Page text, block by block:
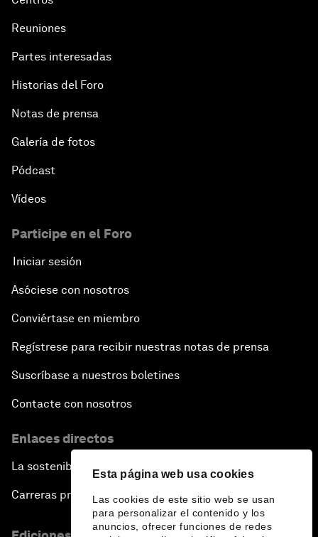
Esta página web usa cookies
Las cookies de este sitio web se usan
para personalizar el contenido y los
anuncios, ofrecer funciones de redes
Reuniones
Partes interesadas
Historias del Foro
Notas de prensa
Galería de fotos
Pódcast
Vídeos
Participe en el Foro
Iniciar sesión
Asóciese con nosotros
Conviértase en miembro
Regístrese para recibir nuestras notas de prensa
Suscríbase a nuestros boletines
Contacte con nosotros
Enlaces directos
La sostenibilidad en el Foro
Carreras profesionales